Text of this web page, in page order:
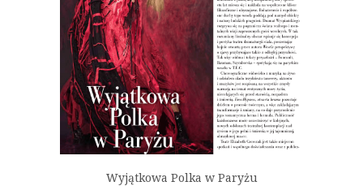
Wyjątkowa Polka w Paryżu